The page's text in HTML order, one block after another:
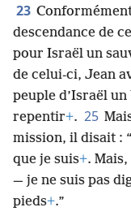
23
descendance de
pour Israël un
de celui-ci, Jean
peuple d’Israël
repentir+. 25
mission, il disait :
que je suis+.
— je ne suis pas
pieds+.”